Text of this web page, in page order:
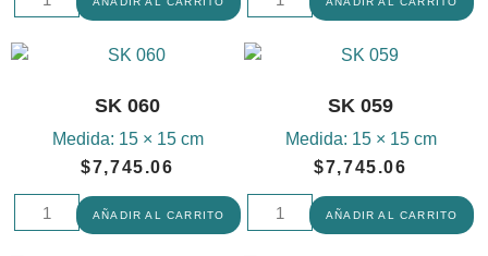
SK 060
Medida: 15 × 15 cm
$7,745.06
AÑADIR AL CARRITO
SK 059
Medida: 15 × 15 cm
$7,745.06
AÑADIR AL CARRITO